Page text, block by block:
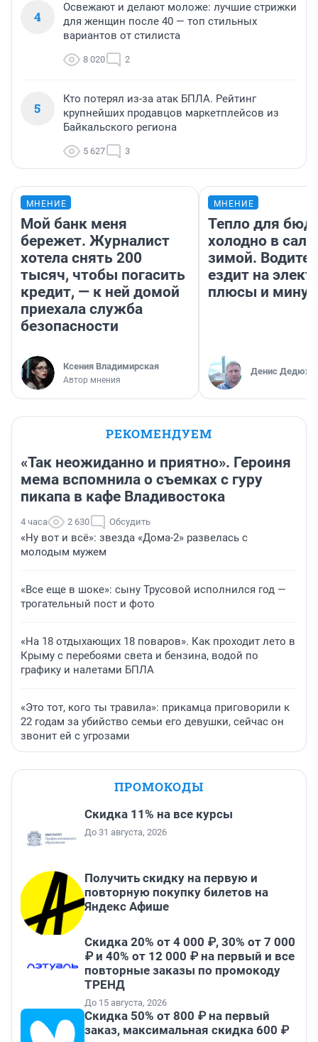
4
Освежают и делают моложе: лучшие стрижки
для женщин после 40 — топ стильных
вариантов от стилиста
8 020 2
5
Кто потерял из-за атак БПЛА. Рейтинг
крупнейших продавцов маркетплейсов из
Байкальского региона
5 627 3
МНЕНИЕ
Мой банк меня
бережет. Журналист
хотела снять 200
тысяч, чтобы погасить
кредит, — к ней домой
приехала служба
безопасности
Ксения Владимирская
Автор мнения
МНЕНИЕ
Тепло для
холодно в
зимой.
ездит на
плюсы и
Денис
РЕКОМЕНДУЕМ
«Так неожиданно и приятно». Героиня
мема вспомнила о съемках с гуру
пикапа в кафе Владивостока
4 часа 2 630 Обсудить
«Ну вот и всё»: звезда «Дома-2» развелась с
молодым мужем
«Все еще в шоке»: сыну Трусовой исполнился год —
трогательный пост и фото
«На 18 отдыхающих 18 поваров». Как проходит лето в
Крыму с перебоями света и бензина, водой по
графику и налетами БПЛА
«Это тот, кого ты травила»: прикамца приговорили к
22 годам за убийство семьи его девушки, сейчас он
звонит ей с угрозами
ПРОМОКОДЫ
Скидка 11% на все курсы
До 31 августа, 2026
Получить скидку на первую и
повторную покупку билетов на
Яндекс Афише
Скидка 20% от 4 000 ₽, 30% от 7 000
₽ и 40% от 12 000 ₽ на первый и все
повторные заказы по промокоду
ТРЕНД
До 15 августа, 2026
Скидка 50% от 800 ₽ на первый
заказ, максимальная скидка 600 ₽